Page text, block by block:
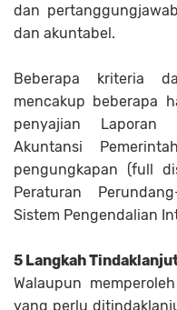
dan
dan akuntabel.
Beberapa kriteria
mencakup beberapa
penyajian Laporan
Akuntansi
pengungkapan (full
Peraturan
Sistem Pengendalian
5 Langkah
Walaupun
yang perlu